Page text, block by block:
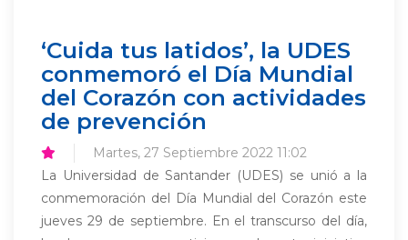
‘Cuida tus latidos’, la UDES
conmemoró el Día Mundial
del Corazón con actividades
de prevención
Martes, 27 Septiembre 2022 11:02
La Universidad de Santander (UDES) se unió a la
conmemoración del Día Mundial del Corazón este
jueves 29 de septiembre. En el transcurso del día,